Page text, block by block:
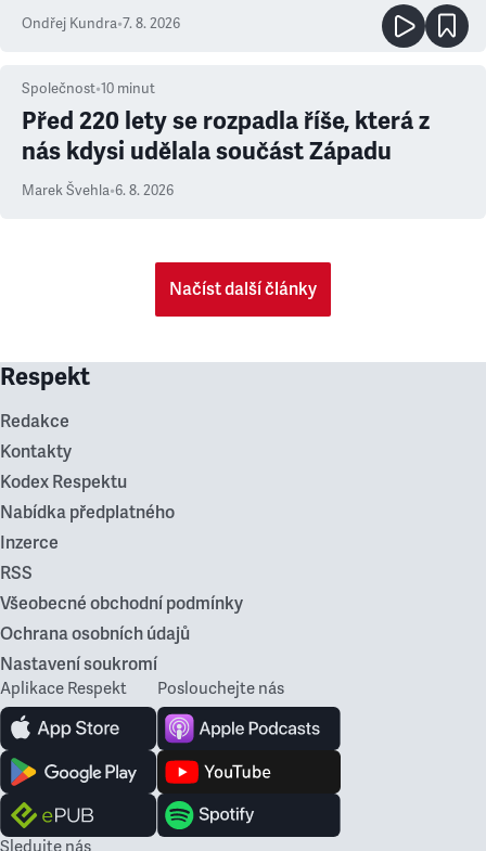
Ondřej Kundra•7. 8. 2026
Společnost•10 minut
Před 220 lety se rozpadla říše, která z
nás kdysi udělala součást Západu
Marek Švehla•6. 8. 2026
Načíst další články
Respekt
Redakce
Kontakty
Kodex Respektu
Nabídka předplatného
Inzerce
RSS
Všeobecné obchodní podmínky
Ochrana osobních údajů
Nastavení soukromí
Aplikace Respekt Poslouchejte nás
Sledujte nás